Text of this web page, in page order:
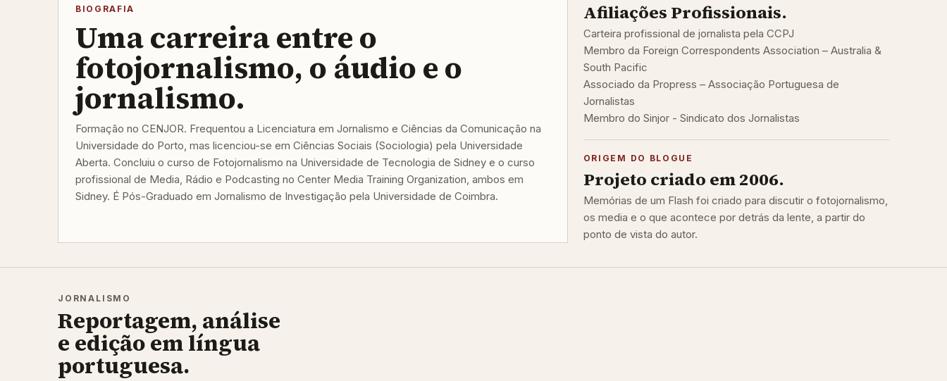
BIOGRAFIA
Uma carreira entre o
fotojornalismo, o áudio e o
jornalismo.
Formação no CENJOR. Frequentou a Licenciatura em Jornalismo e Ciências da Comunicação na
Universidade do Porto, mas licenciou-se em Ciências Sociais (Sociologia) pela Universidade
Aberta. Concluiu o curso de Fotojornalismo na Universidade de Tecnologia de Sidney e o curso
profissional de Media, Rádio e Podcasting no Center Media Training Organization, ambos em
Sidney. É Pós-Graduado em Jornalismo de Investigação pela Universidade de Coimbra.
Afiliações Profissionais.
Carteira profissional de jornalista pela CCPJ
Membro da Foreign Correspondents Association – Australia &
South Pacific
Associado da Propress – Associação Portuguesa de
Jornalistas
Membro do Sinjor - Sindicato dos Jornalistas
ORIGEM DO BLOGUE
Projeto criado em 2006.
Memórias de um Flash foi criado para discutir o fotojornalismo,
os media e o que acontece por detrás da lente, a partir do
ponto de vista do autor.
JORNALISMO
Reportagem, análise
e edição em língua
portuguesa.